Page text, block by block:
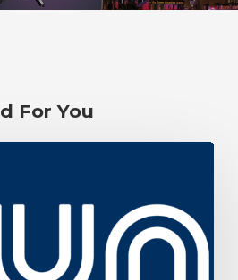
For You